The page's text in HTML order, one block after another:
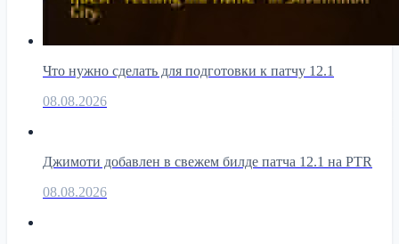
Что нужно сделать для подготовки к патчу 12.1
08.08.2026
Джимоти добавлен в свежем билде патча 12.1 на PTR
08.08.2026